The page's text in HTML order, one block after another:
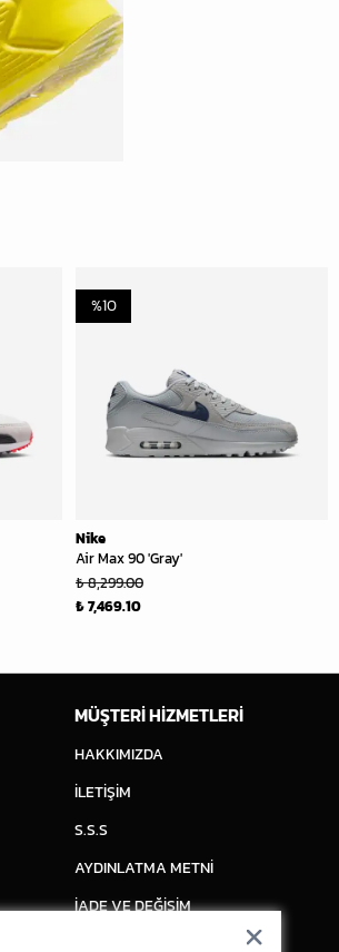
Nike
Air Max 90 'Gray'
%10
₺ 8,299.00
₺ 7,469.10
MÜŞTERİ HİZMETLERİ
HAKKIMIZDA
İLETİŞİM
S.S.S
AYDINLATMA METNİ
İADE VE DEĞİŞİM